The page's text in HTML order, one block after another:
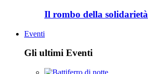
Il rombo della solidarietà
Eventi
Gli ultimi Eventi